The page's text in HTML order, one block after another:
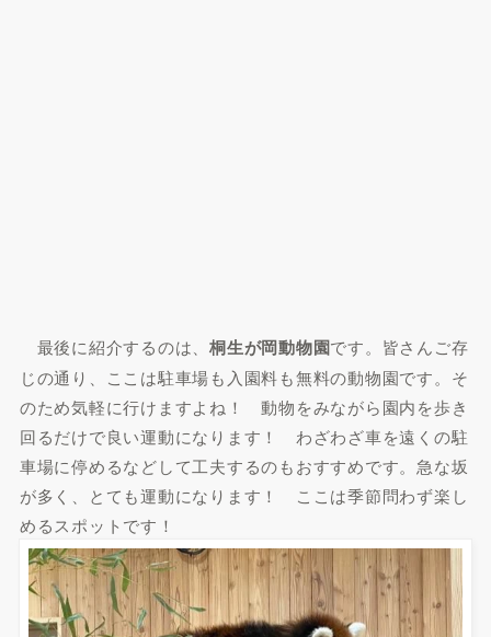
最後に紹介するのは、桐生が岡動物園です。皆さんご存
じの通り、ここは駐車場も入園料も無料の動物園です。そ
のため気軽に行けますよね！ 動物をみながら園内を歩き
回るだけで良い運動になります！ わざわざ車を遠くの駐
車場に停めるなどして工夫するのもおすすめです。急な坂
が多く、とても運動になります！ ここは季節問わず楽し
めるスポットです！